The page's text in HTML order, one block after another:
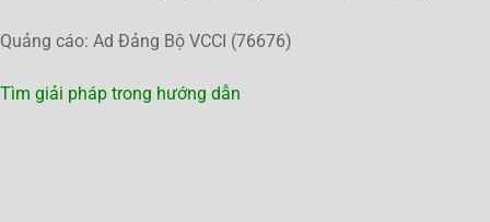
Quảng cáo: Ad Đảng Bộ VCCI (76676)
Tìm giải pháp trong hướng dẫn